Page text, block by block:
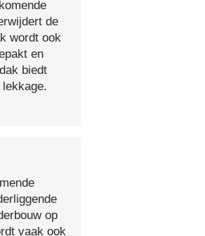
de
wordt ook
en
biedt
op
vaak ook